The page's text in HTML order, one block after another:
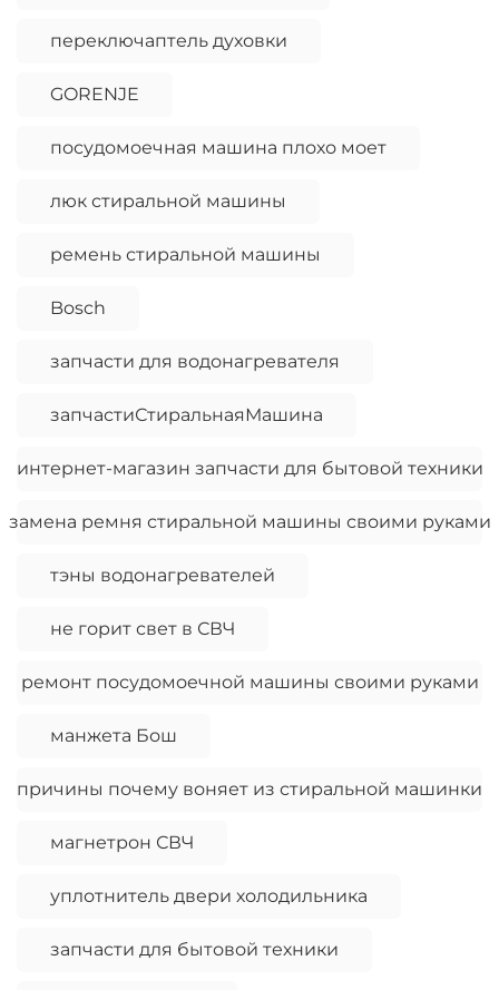
переключаптель духовки
GORENJE
посудомоечная машина плохо моет
люк стиральной машины
ремень стиральной машины
Bosch
запчасти для водонагревателя
запчастиСтиральнаяМашина
интернет-магазин запчасти для бытовой техники
замена ремня стиральной машины своими руками
тэны водонагревателей
не горит свет в СВЧ
ремонт посудомоечной машины своими руками
манжета Бош
причины почему воняет из стиральной машинки
магнетрон СВЧ
уплотнитель двери холодильника
запчасти для бытовой техники